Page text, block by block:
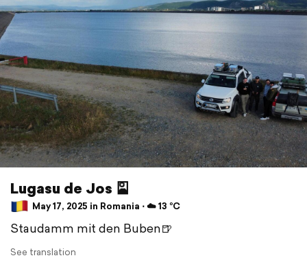
Lugasu de Jos 🎴
May 17, 2025 in Romania ⋅ ☁️ 13 °C
Staudamm mit den Buben🍺
See translation